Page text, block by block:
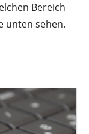
Bereich
unten sehen.